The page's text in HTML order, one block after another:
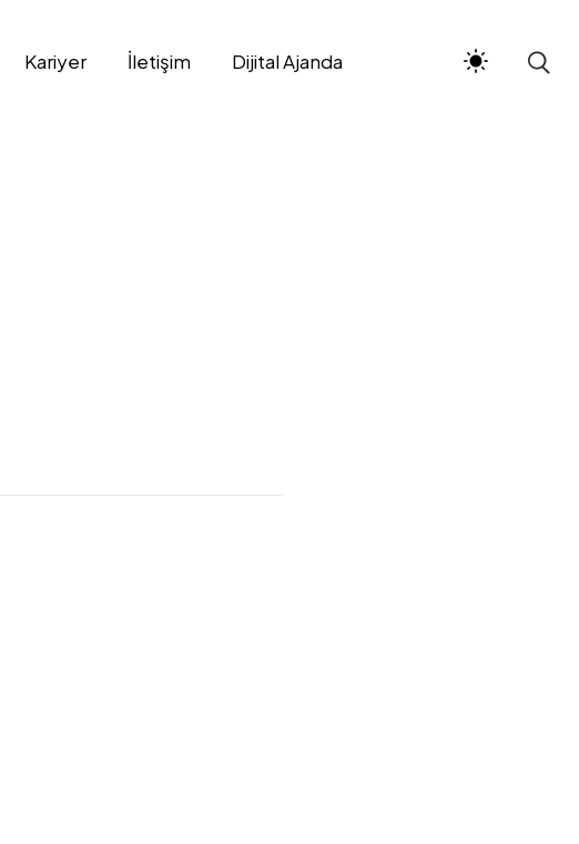
Kariyer İletişim Dijital Ajanda